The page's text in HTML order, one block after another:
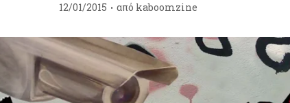
12/01/2015 από kaboomzine